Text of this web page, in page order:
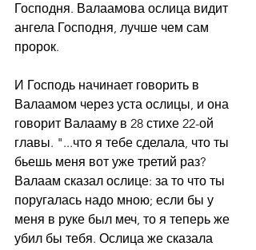
Господня. Валаамова ослица видит
ангела Господня, лучше чем сам
пророк.
И Господь начинает говорить в
Валаамом через уста ослицы, и она
говорит Валааму в 28 стихе 22-ой
главы. "...что я тебе сделала, что ты
бьешь меня вот уже третий раз?
Валаам сказал ослице: за то что ты
поругалась надо мною; если бы у
меня в руке был меч, то я теперь же
убил бы тебя. Ослица же сказала